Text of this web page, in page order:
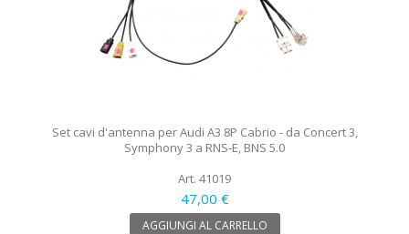
Set cavi d'antenna per Audi A3 8P Cabrio - da Concert 3,
Symphony 3 a RNS-E, BNS 5.0
Art. 41019
47,00 €
AGGIUNGI AL CARRELLO